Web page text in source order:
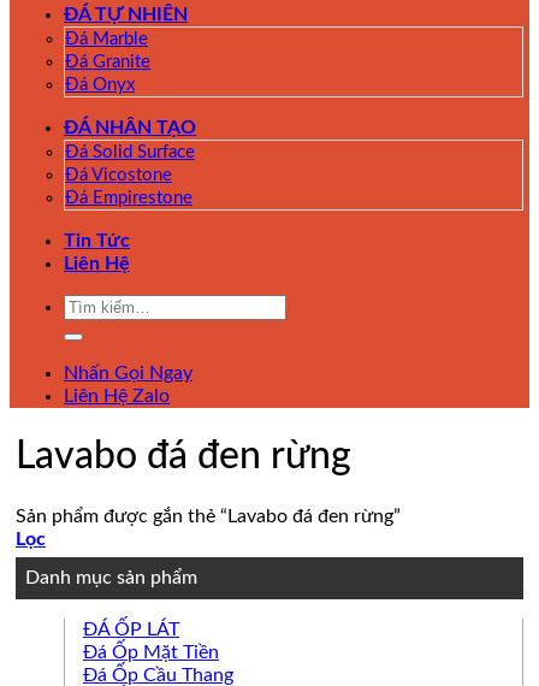
ĐÁ TỰ NHIÊN
Đá Marble
Đá Granite
Đá Onyx
ĐÁ NHÂN TẠO
Đá Solid Surface
Đá Vicostone
Đá Empirestone
Tin Tức
Liên Hệ
Tìm
Nhấn Gọi Ngay
Liên Hệ Zalo
Lavabo đá đen rừng
Sản phẩm được gắn thẻ “Lavabo đá đen rừng”
Lọc
Danh mục sản phẩm
ĐÁ ỐP LÁT
Đá Ốp Mặt Tiền
Đá Ốp Cầu Thang